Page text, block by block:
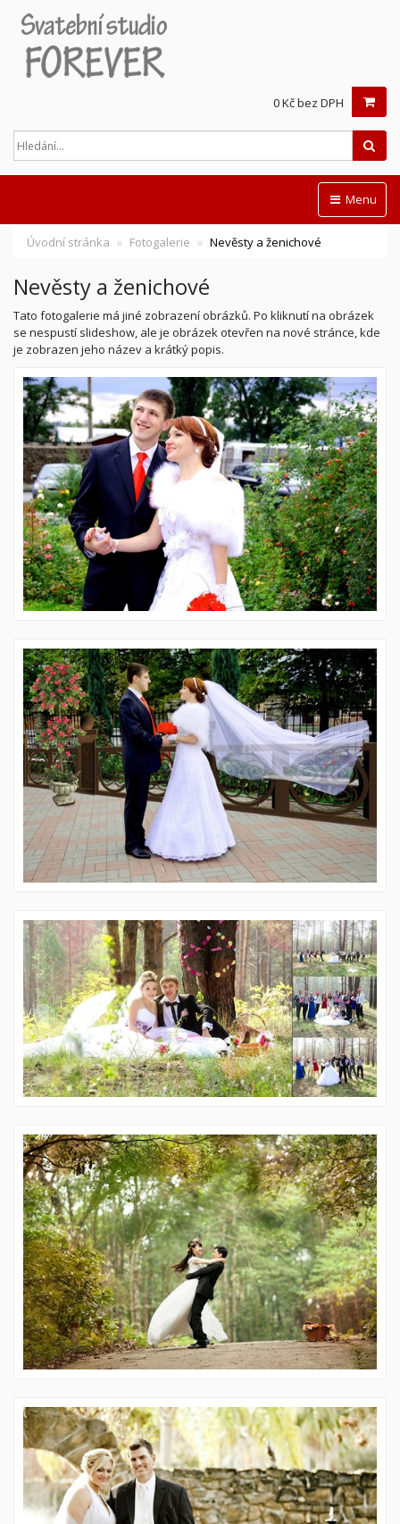
0 Kč bez DPH
Menu
Úvodní stránka Fotogalerie Nevěsty a ženichové
Nevěsty a ženichové
Tato fotogalerie má jiné zobrazení obrázků. Po kliknutí na obrázek
se nespustí slideshow, ale je obrázek otevřen na nové stránce, kde
je zobrazen jeho název a krátký popis.